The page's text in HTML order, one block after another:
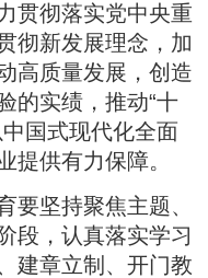
贯彻落实党中央重
彻新发展理念，加
高质量发展，创造
的实绩，推动“十
国式现代化全面
提供有力保障。
坚持聚焦主题、
段，认真落实学习
建章立制、开门教